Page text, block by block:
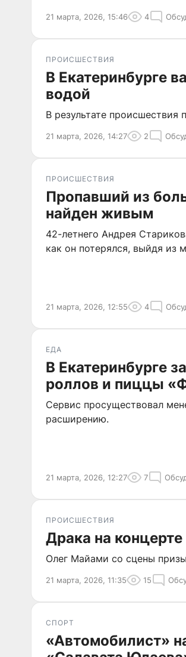
21 марта, 2026, 15:46 4
ПРОИСШЕСТВИЯ
В Екатеринбурге
водой
В результате
21 марта, 2026, 14:27 2
ПРОИСШЕСТВИЯ
Пропавший из
найден живым
42-летнего Андрея
как он потерялся, выйдя из
21 марта, 2026, 12:55 4
ЕДА
В Екатеринбурге
роллов и пиццы
Сервис просуществовал
расширению.
21 марта, 2026, 12:27 7
ПРОИСШЕСТВИЯ
Драка на
Олег Майами со сцены
21 марта, 2026, 11:35 15
СПОРТ
«Автомобилист»